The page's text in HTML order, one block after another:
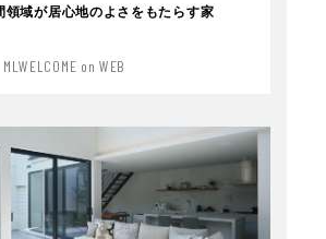
領域が居心地のよさをもたらす家
on WEB